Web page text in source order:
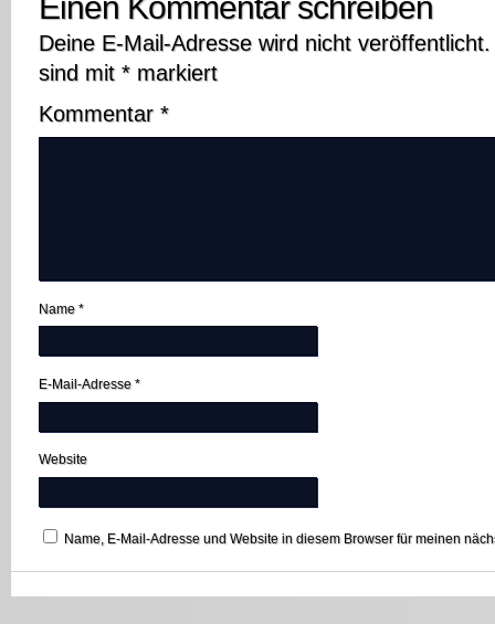
Einen Kommentar schreiben
Deine E-Mail-Adresse wird nicht veröffentlicht.
sind mit * markiert
Kommentar *
Name *
E-Mail-Adresse *
Website
Name, E-Mail-Adresse und Website in diesem Browser für meinen